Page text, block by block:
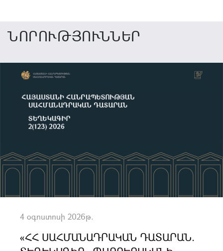
ՆՈՐՈՒԹՅՈՒՆՆԵՐ
4 օգոստոսի 2026թ.
«ՀՀ ՍԱՀՄԱՆԱԴՐԱԿԱՆ ԴԱՏԱՐԱՆ.